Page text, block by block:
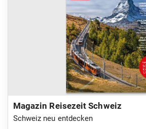
Magazin Reisezeit Schweiz
Schweiz neu entdecken